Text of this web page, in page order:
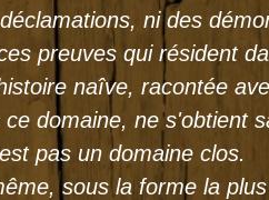
ni des
preuves qui résident
naîve, racontée
domaine, ne s'obtient
pas un domaine clos.
sous la forme la